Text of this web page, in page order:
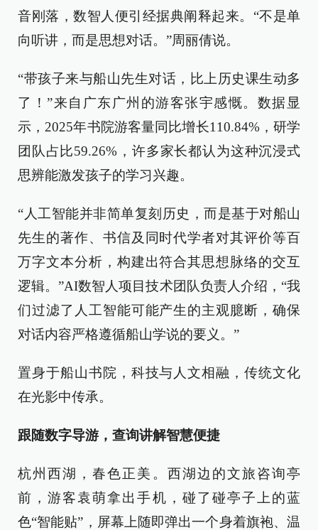
音刚落，数智人便引经据典阐释起来。“不是单
向听讲，而是思想对话。”周丽倩说。
“带孩子来与船山先生对话，比上历史课生动多
了！”来自广东广州的游客张宇感慨。数据显
示，2025年书院游客量同比增长110.84%，研学
团队占比59.26%，许多家长都认为这种沉浸式
思辨能激发孩子的学习兴趣。
“人工智能并非简单复刻历史，而是基于对船山
先生的著作、书信及同时代学者对其评价等百
万字文本分析，构建出符合其思想脉络的交互
逻辑。”AI数智人项目技术团队负责人介绍，“我
们过滤了人工智能可能产生的主观臆断，确保
对话内容严格遵循船山学说的要义。”
置身于船山书院，科技与人文相融，传统文化
在光影中传承。
跟随数字导游，查询讲解智慧便捷
杭州西湖，春色正美。西湖边的文旅咨询亭
前，游客袁萌拿出手机，碰了碰亭子上的蓝
色“智能贴”，屏幕上随即弹出一个身着旗袍、温